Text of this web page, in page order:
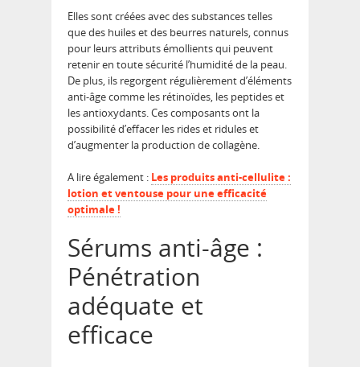
Elles sont créées avec des substances telles
que des huiles et des beurres naturels, connus
pour leurs attributs émollients qui peuvent
retenir en toute sécurité l’humidité de la peau.
De plus, ils regorgent régulièrement d’éléments
anti-âge comme les rétinoïdes, les peptides et
les antioxydants. Ces composants ont la
possibilité d’effacer les rides et ridules et
d’augmenter la production de collagène.
A lire également : Les produits anti-cellulite :
lotion et ventouse pour une efficacité
optimale !
Sérums anti-âge :
Pénétration
adéquate et
efficace